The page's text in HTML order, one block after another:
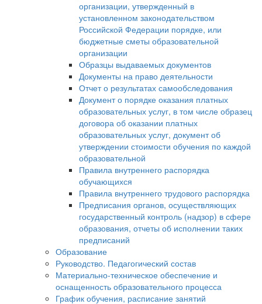
организации, утвержденный в
установленном законодательством
Российской Федерации порядке, или
бюджетные сметы образовательной
организации
Образцы выдаваемых документов
Документы на право деятельности
Отчет о результатах самообследования
Документ о порядке оказания платных
образовательных услуг, в том числе образец
договора об оказании платных
образовательных услуг, документ об
утверждении стоимости обучения по каждой
образовательной
Правила внутреннего распорядка
обучающихся
Правила внутреннего трудового распорядка
Предписания органов, осуществляющих
государственный контроль (надзор) в сфере
образования, отчеты об исполнении таких
предписаний
Образование
Руководство. Педагогический состав
Материально-техническое обеспечение и
оснащенность образовательного процесса
График обучения, расписание занятий